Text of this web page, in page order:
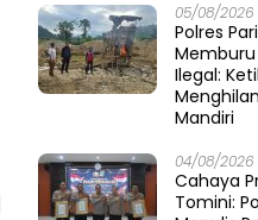
05/08/2026
Polres
Ilegal:
Mandiri
04/08/2026
Cahaya
Tomini: